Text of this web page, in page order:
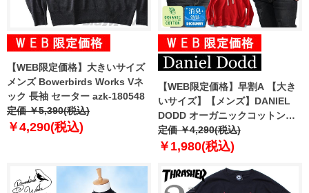
【WEB限定価格】大きいサイズ
メンズ Bowerbirds Works Vネ
ック 長袖 セーター azk-180548
定価 ￥5,390(税込)
￥4,290(税込)
【WEB限定価格】早割A 【大き
いサイズ】【メンズ】DANIEL
DODD オーガニックコットン無
地プルパーカー azsw-009003
定価 ￥4,290(税込)
￥1,980(税込)